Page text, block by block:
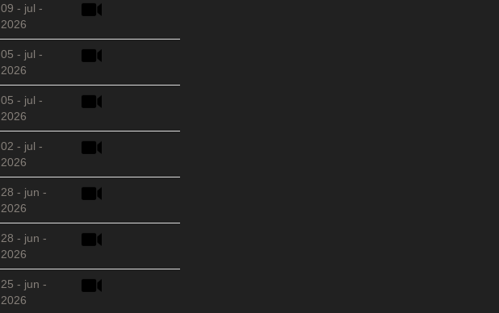
09 - jul -
2026
05 - jul -
2026
05 - jul -
2026
02 - jul -
2026
28 - jun -
2026
28 - jun -
2026
25 - jun -
2026